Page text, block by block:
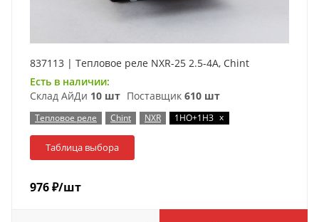
837113 | Тепловое реле NXR-25 2.5-4А, Chint
Есть в наличии:
Склад АйДи 10 шт Поставщик 610 шт
Тепловое реле Chint NXR 1НО+1НЗ x
Таблица выбора
976₽/шт